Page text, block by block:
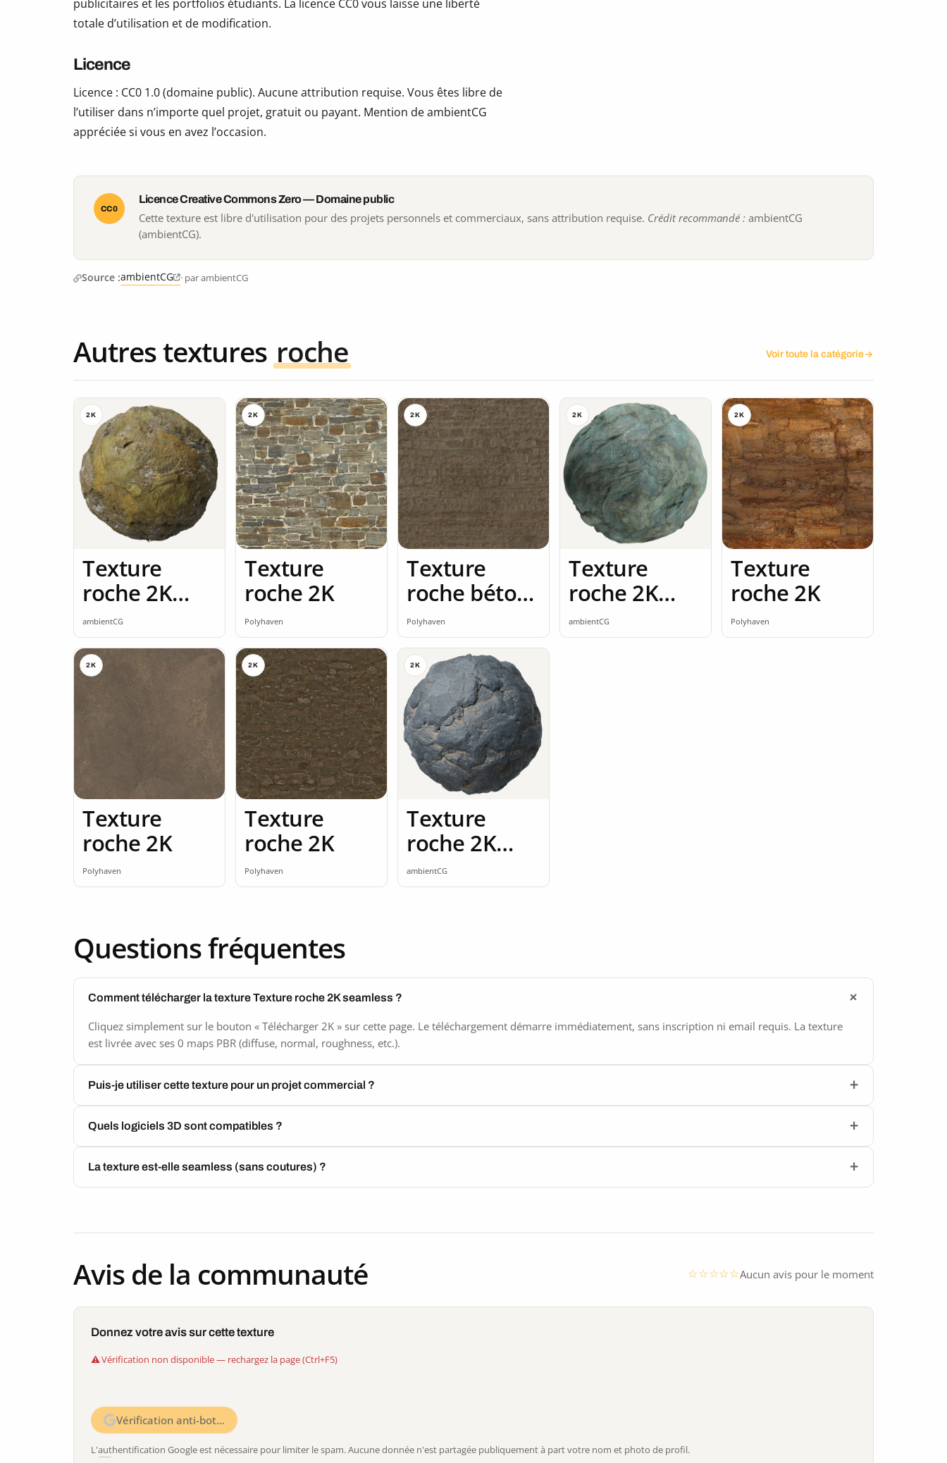
publicitaires et les portfolios étudiants. La licence CC0 vous laisse une liberté
totale d’utilisation et de modification.
Licence
Licence : CC0 1.0 (domaine public). Aucune attribution requise. Vous êtes libre de
l’utiliser dans n’importe quel projet, gratuit ou payant. Mention de ambientCG
appréciée si vous en avez l’occasion.
CC0
Licence Creative Commons Zero — Domaine public
Cette texture est libre d'utilisation pour des projets personnels et commerciaux, sans attribution requise. Crédit recommandé : ambientCG
(ambientCG).
Source :ambientCG · par ambientCG
Autres textures roche Voir toute la catégorie
2K
Texture
roche 2K
seamless
ambientCG
2K
Texture
roche 2K
Polyhaven
2K
Texture
roche béton
brut 2K
Polyhaven
2K
Texture
roche 2K
seamless
ambientCG
2K
Texture
roche 2K
Polyhaven
2K
Texture
roche 2K
Polyhaven
2K
Texture
roche 2K
Polyhaven
2K
Texture
roche 2K
seamless
ambientCG
Questions fréquentes
Comment télécharger la texture Texture roche 2K seamless ?
Cliquez simplement sur le bouton « Télécharger 2K » sur cette page. Le téléchargement démarre immédiatement, sans inscription ni email requis. La texture
est livrée avec ses 0 maps PBR (diffuse, normal, roughness, etc.).
Puis-je utiliser cette texture pour un projet commercial ?
Quels logiciels 3D sont compatibles ?
La texture est-elle seamless (sans coutures) ?
Avis de la communauté Aucun avis pour le moment
Donnez votre avis sur cette texture
Vérification non disponible — rechargez la page (Ctrl+F5)
Vérification anti-bot…
L'authentification Google est nécessaire pour limiter le spam. Aucune donnée n'est partagée publiquement à part votre nom et photo de profil.